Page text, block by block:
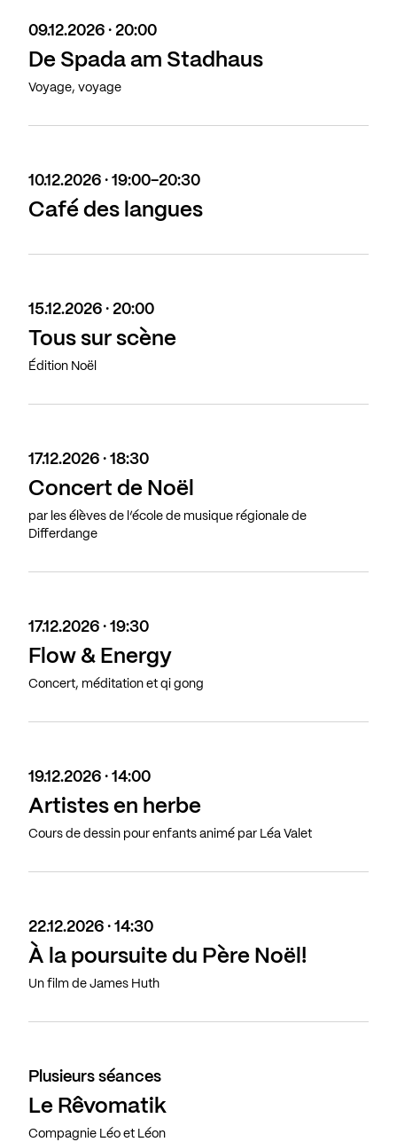
09.12.2026 · 20:00
De Spada am Stadhaus
Voyage, voyage
10.12.2026 · 19:00-20:30
Café des langues
15.12.2026 · 20:00
Tous sur scène
Édition Noël
17.12.2026 · 18:30
Concert de Noël
par les élèves de l’école de musique régionale de
Differdange
17.12.2026 · 19:30
Flow & Energy
Concert, méditation et qi gong
19.12.2026 · 14:00
Artistes en herbe
Cours de dessin pour enfants animé par Léa Valet
22.12.2026 · 14:30
À la poursuite du Père Noël!
Un film de James Huth
Plusieurs séances
Le Rêvomatik
Compagnie Léo et Léon